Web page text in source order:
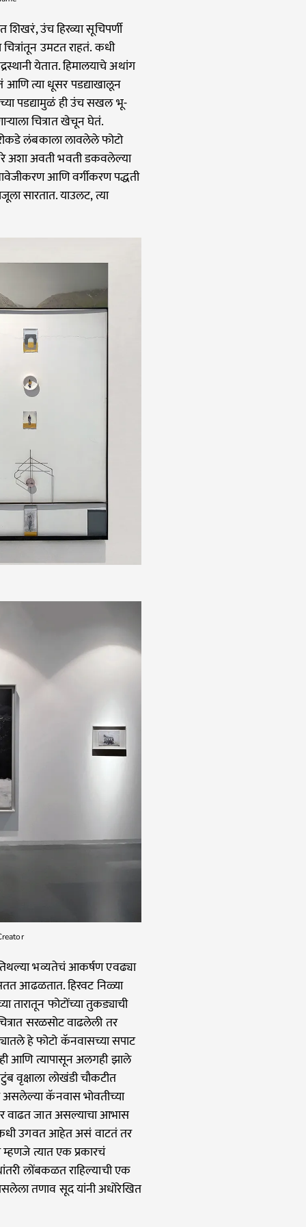
उंच हिरव्या सूचिपर्णी
उमटत राहतं. कधी
येतात. हिमालयाचे अथांग
आणि त्या धूसर पडद्याखालून
पडद्यामुळं ही उंच सखल भू-
चित्रात खेचून घेतं.
लंबकाला लावलेले फोटो
अशा अवती भवती डकवलेल्या
आणि वर्गीकरण पद्धती
सारतात. याउलट, त्या
भव्यतेचं आकर्षण एवढ्या
सतत आढळतात. हिरवट निळ्या
तारातून फोटोंच्या तुकड्याची
सरळसोट वाढलेली तर
हे फोटो कॅनवासच्या सपाट
आणि त्यापासून अलगही झाले
वृक्षाला लोखंडी चौकटीत
असलेल्या कॅनवास भोवतीच्या
वाढत जात असल्याचा आभास
कधी उगवत आहेत असं वाटतं तर
त्यात एक प्रकारचं
लोंबकळत राहिल्याची एक
तणाव सूद यांनी अधोरेखित